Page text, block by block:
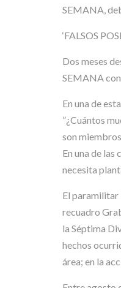
SEMANA,
‘FALSOS
Dos meses
SEMANA
En una de
”¿Cuántos
son
En una de
necesita
El paramilitar
recuadro
la Séptima
hechos
área; en la